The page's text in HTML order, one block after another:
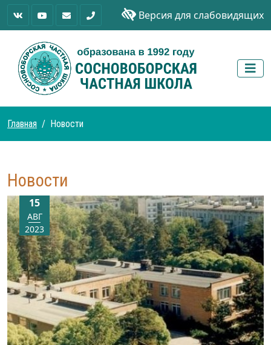
Версия для слабовидящих
Главная Новости
Новости
15
АВГ
2023